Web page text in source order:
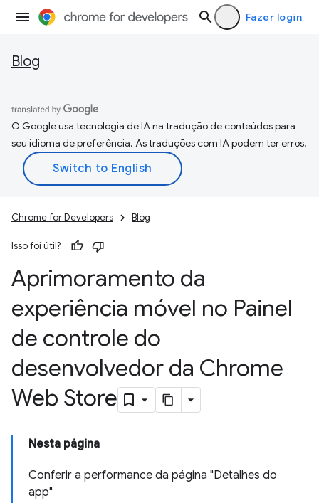
Fazer login
Blog
O Google usa tecnologia de IA na tradução de conteúdos para
seu idioma de preferência. As traduções com IA podem ter erros.
Chrome for Developers Blog
Isso foi útil?
Aprimoramento da
experiência móvel no Painel
de controle do
desenvolvedor da Chrome
Web Store
Nesta página
Conferir a performance da página "Detalhes do
app"